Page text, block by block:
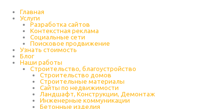
Главная
Услуги
Разработка сайтов
Контекстная реклама
Социальные сети
Поисковое продвижение
Узнать стоимость
Блог
Наши работы
Строительство, благоустройство
Строительство домов
Строительные материалы
Сайты по недвижимости
Ландшафт, Конструкции, Демонтаж
Инженерные коммуникации
Бетонные изделия